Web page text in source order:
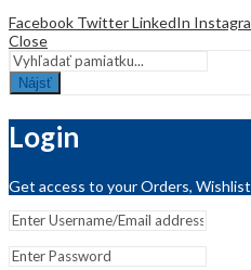
Facebook TwitterLinkedIn
Close
Nájsť
Login
Get access to your Orders,